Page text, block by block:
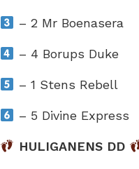
– 2 Mr Boenasera
– 4 Borups Duke
– 1 Stens Rebell
– 5 Divine Express
HULIGANENS DD